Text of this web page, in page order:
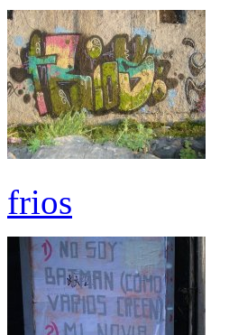
frios